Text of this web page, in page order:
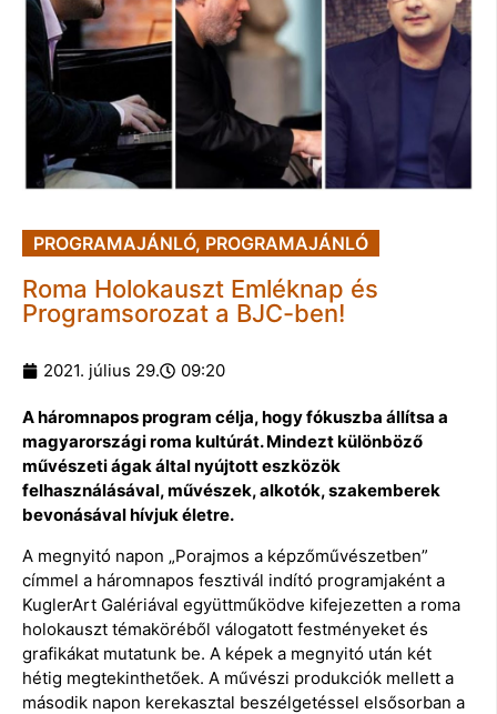
PROGRAMAJÁNLÓ, PROGRAMAJÁNLÓ
Roma Holokauszt Emléknap és
Programsorozat a BJC-ben!
2021. július 29. 09:20
A háromnapos program célja, hogy fókuszba állítsa a
magyarországi roma kultúrát. Mindezt különböző
művészeti ágak által nyújtott eszközök
felhasználásával, művészek, alkotók, szakemberek
bevonásával hívjuk életre.
A megnyitó napon „Porajmos a képzőművészetben”
címmel a háromnapos fesztivál indító programjaként a
KuglerArt Galériával együttműködve kifejezetten a roma
holokauszt témaköréből válogatott festményeket és
grafikákat mutatunk be. A képek a megnyitó után két
hétig megtekinthetőek. A művészi produkciók mellett a
második napon kerekasztal beszélgetéssel elsősorban a